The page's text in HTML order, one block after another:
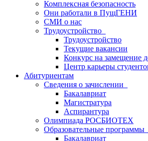
Комплексная безопасность
Они работали в ПущГЕНИ
СМИ о нас
Трудоустройство
Трудоустройство
Текущие вакансии
Конкурс на замещение
Центр карьеры
Абитуриентам
Сведения о зачислении
Бакалавриат
Магистратура
Аспирантура
Олимпиада РОСБИОТЕХ
Образовательные программы
Бакалавриат